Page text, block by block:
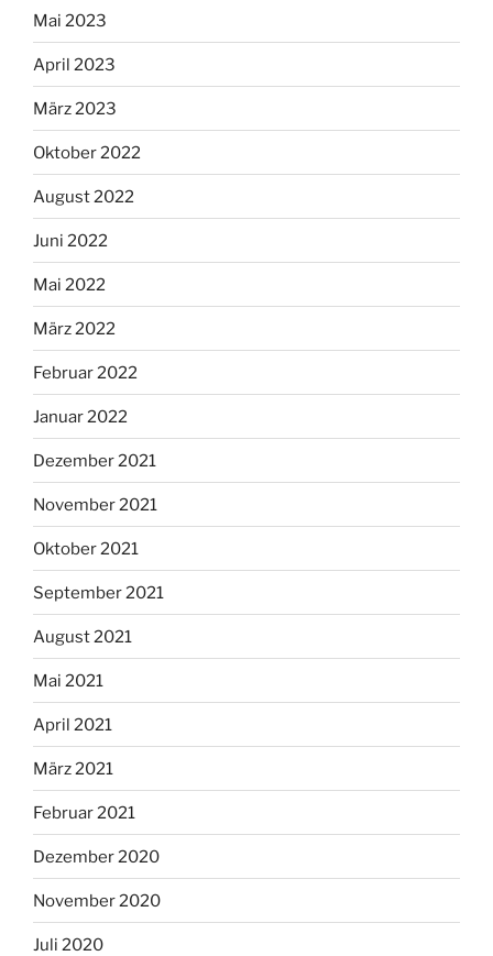
Mai 2023
April 2023
März 2023
Oktober 2022
August 2022
Juni 2022
Mai 2022
März 2022
Februar 2022
Januar 2022
Dezember 2021
November 2021
Oktober 2021
September 2021
August 2021
Mai 2021
April 2021
März 2021
Februar 2021
Dezember 2020
November 2020
Juli 2020